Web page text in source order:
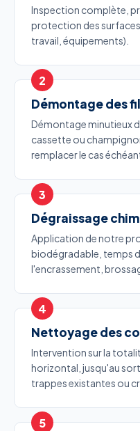
Inspection complète,
protection des
travail, équipements).
Démontage des
Démontage minutieux
cassette ou
remplacer le cas
Dégraissage
Application de notre
biodégradable, temps
l'encrassement,
Nettoyage des
Intervention sur la
horizontal, jusqu'au
trappes existantes ou